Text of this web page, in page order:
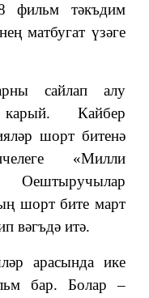
фильм тәкъдим
матбугат үзәге
сайлап алу
карый. Кайбер
шорт битенә
«Милли
Оештыручылар
шорт бите март
вәгъдә итә.
арасында ике
бар. Болар –